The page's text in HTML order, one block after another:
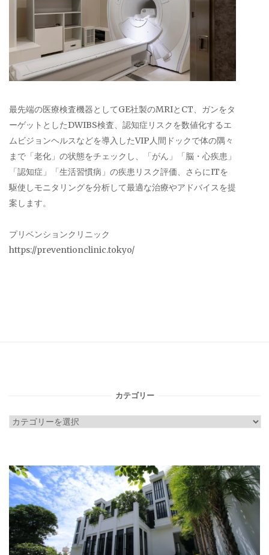
最先端の医療検査機器としてGE社製のMRIとCT、ガンをタ
ーゲットとしたDWIBS検査、認知症リスクを数値化するエ
ムビジョンヘルスなどを導入したVIP人間ドックで体の隅々
まで「老化」の状態をチェックし、「がん」「脳・心疾患」
「認知症」「生活習慣病」の疾患リスク評価、さらにITを
駆使しモニタリングを分析して最適な治療やアドバイスを提
案します。
プリベンションクリニック
https://preventionclinic.tokyo/
カテゴリー
カ
リ
ー